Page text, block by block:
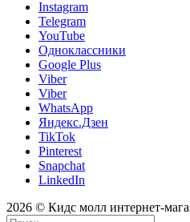
Instagram
Telegram
YouTube
Одноклассники
Google Plus
Viber
Viber
WhatsApp
Яндекс.Дзен
TikTok
Pinterest
Snapchat
LinkedIn
2026 © Кидс молл интернет-